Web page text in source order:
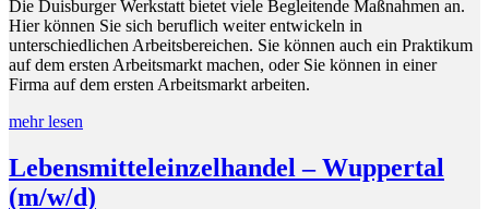
Die Duisburger Werkstatt bietet viele Begleitende Maßnahmen an.
Hier können Sie sich beruflich weiter entwickeln in
unterschiedlichen Arbeitsbereichen. Sie können auch ein Praktikum
auf dem ersten Arbeitsmarkt machen, oder Sie können in einer
Firma auf dem ersten Arbeitsmarkt arbeiten.
mehr lesen
Lebensmitteleinzelhandel – Wuppertal
(m/w/d)